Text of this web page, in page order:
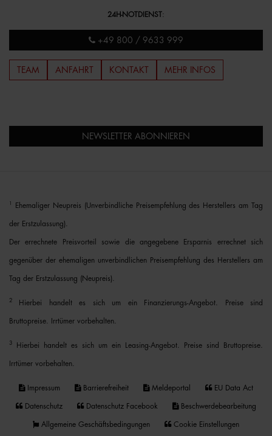
24H-NOTDIENST:
+49 800 / 9633 999
TEAM ANFAHRT KONTAKT MEHR INFOS
NEWSLETTER ABONNIEREN
Ehemaliger Neupreis (Unverbindliche Preisempfehlung des Herstellers am Tag
der Erstzulassung).
Der errechnete Preisvorteil sowie die angegebene Ersparnis errechnet sich
gegenüber der ehemaligen unverbindlichen Preisempfehlung des Herstellers am
Tag der Erstzulassung (Neupreis).
2 Hierbei handelt es sich um ein Finanzierungs-Angebot. Preise sind
Bruttopreise. Irrtümer vorbehalten.
3 Hierbei handelt es sich um ein Leasing-Angebot. Preise sind Bruttopreise.
Irrtümer vorbehalten.
Impressum Barrierefreiheit Meldeportal EU Data Act
Datenschutz Datenschutz Facebook Beschwerdebearbeitung
Allgemeine Geschäftsbedingungen Cookie Einstellungen